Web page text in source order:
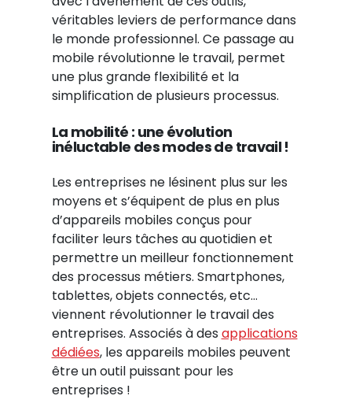
véritables leviers de performance dans
le monde professionnel. Ce passage au
mobile révolutionne le travail, permet
une plus grande flexibilité et la
simplification de plusieurs processus.
La mobilité : une évolution
inéluctable des modes de travail !
Les entreprises ne lésinent plus sur les
moyens et s’équipent de plus en plus
d’appareils mobiles conçus pour
faciliter leurs tâches au quotidien et
permettre un meilleur fonctionnement
des processus métiers. Smartphones,
tablettes, objets connectés, etc…
viennent révolutionner le travail des
entreprises. Associés à des applications
dédiées, les appareils mobiles peuvent
être un outil puissant pour les
entreprises !